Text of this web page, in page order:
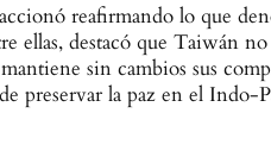
reafirmando lo que
ellas, destacó que Taiwán
sin cambios sus
preservar la paz en el